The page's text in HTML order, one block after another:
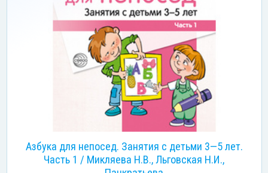
Азбука для непосед. Занятия с детьми 3—5 лет.
Часть 1 / Микляева Н.В., Льговская Н.И.,